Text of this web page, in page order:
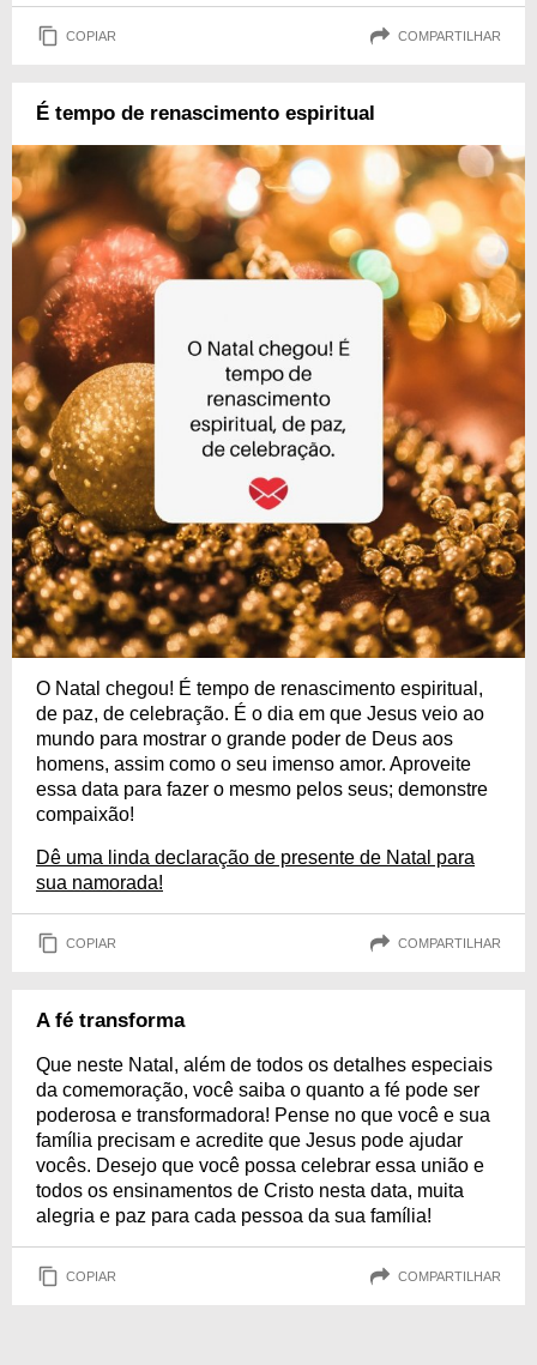
COPIAR COMPARTILHAR
É tempo de renascimento espiritual
O Natal chegou! É tempo de renascimento espiritual,
de paz, de celebração. É o dia em que Jesus veio ao
mundo para mostrar o grande poder de Deus aos
homens, assim como o seu imenso amor. Aproveite
essa data para fazer o mesmo pelos seus; demonstre
compaixão!
Dê uma linda declaração de presente de Natal para
sua namorada!
COPIAR COMPARTILHAR
A fé transforma
Que neste Natal, além de todos os detalhes especiais
da comemoração, você saiba o quanto a fé pode ser
poderosa e transformadora! Pense no que você e sua
família precisam e acredite que Jesus pode ajudar
vocês. Desejo que você possa celebrar essa união e
todos os ensinamentos de Cristo nesta data, muita
alegria e paz para cada pessoa da sua família!
COPIAR COMPARTILHAR